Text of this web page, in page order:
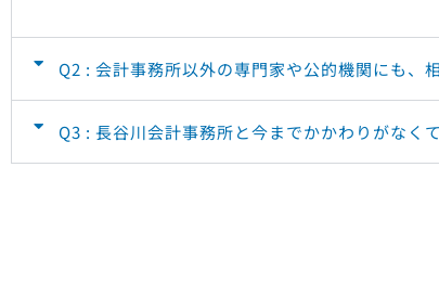
Q2 : 会計事務所以外の専門家や公的機関にも、
Q3 : 長谷川会計事務所と今までかかわりがなく